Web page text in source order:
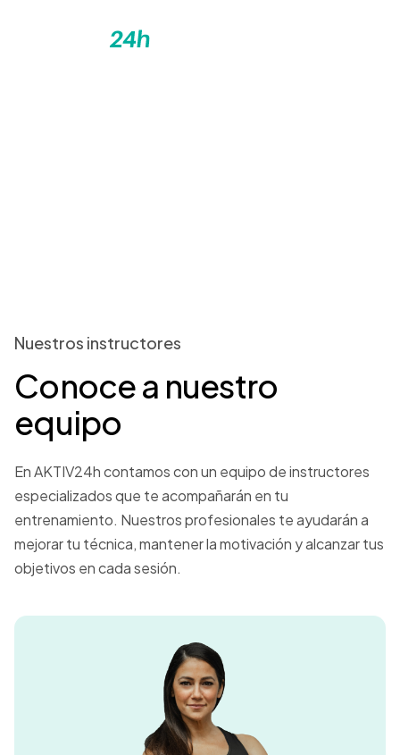
Nuestros instructores
Conocea nuestro
equipo
En AKTIV24h contamos con un equipo de instructores
especializados que te acompañarán en tu
entrenamiento. Nuestros profesionales te ayudarán a
mejorar tu técnica, mantener la motivación y alcanzar tus
objetivos en cada sesión.